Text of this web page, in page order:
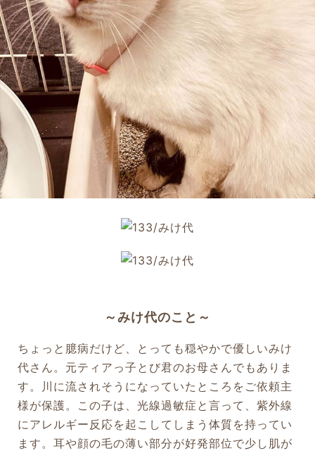
～みけ代のこと～
ちょっと臆病だけど、とっても穏やかで優しいみけ
代さん。元ティアっ子とび君のお母さんでもありま
す。川に流されそうになっていたところをご依頼主
様が保護。この子は、光線過敏症と言って、紫外線
にアレルギー反応を起こしてしまう体質を持ってい
ます。耳や顔の毛の薄い部分が好発部位で少し肌が